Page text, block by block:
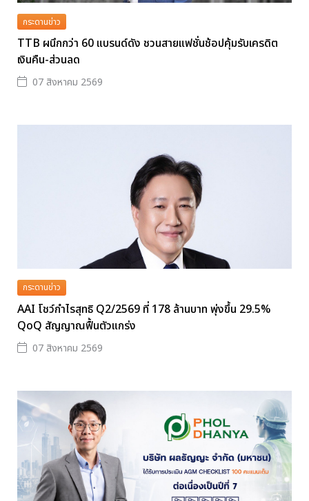
กระดานข่าว
TTB ผนึกกว่า 60 แบรนด์ดัง ชวนสายแฟชั่นช้อปคุ้มรับเครดิต
เงินคืน-ส่วนลด
07 สิงหาคม 2569
กระดานข่าว
AAI โชว์กำไรสุทธิ Q2/2569 ที่ 178 ล้านบาท พุ่งขึ้น 29.5%
QoQ สัญญาณฟื้นตัวแกร่ง
07 สิงหาคม 2569